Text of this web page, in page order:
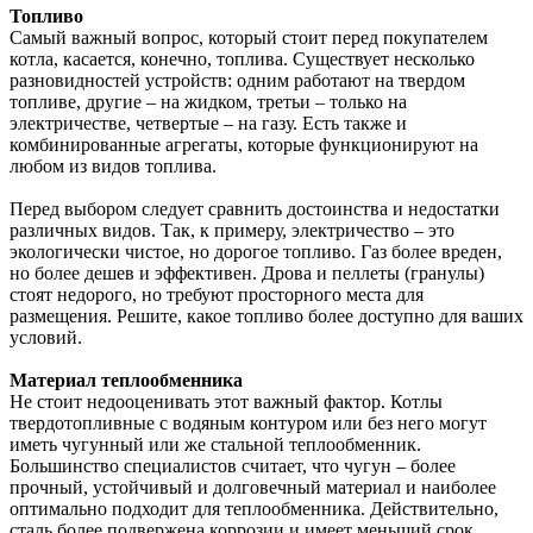
Топливо
Самый важный вопрос, который стоит перед покупателем
котла, касается, конечно, топлива. Существует несколько
разновидностей устройств: одним работают на твердом
топливе, другие – на жидком, третьи – только на
электричестве, четвертые – на газу. Есть также и
комбинированные агрегаты, которые функционируют на
любом из видов топлива.
Перед выбором следует сравнить достоинства и недостатки
различных видов. Так, к примеру, электричество – это
экологически чистое, но дорогое топливо. Газ более вреден,
но более дешев и эффективен. Дрова и пеллеты (гранулы)
стоят недорого, но требуют просторного места для
размещения. Решите, какое топливо более доступно для ваших
условий.
Материал теплообменника
Не стоит недооценивать этот важный фактор. Котлы
твердотопливные с водяным контуром или без него могут
иметь чугунный или же стальной теплообменник.
Большинство специалистов считает, что чугун – более
прочный, устойчивый и долговечный материал и наиболее
оптимально подходит для теплообменника. Действительно,